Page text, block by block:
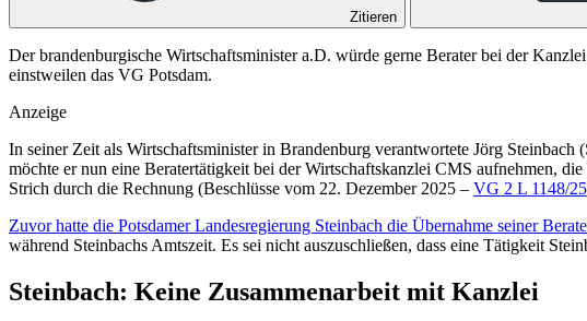
Zitieren
Der brandenburgische Wirtschaftsminister a.D. würde gerne Berater bei der
einstweilen das VG Potsdam.
Anzeige
In seiner Zeit als Wirtschaftsminister in Brandenburg verantwortete Jörg
möchte er nun eine Beratertätigkeit bei der Wirtschaftskanzlei CMS aufnehmen,
Strich durch die Rechnung (Beschlüsse vom 22. Dezember 2025 – VG 2 L 1148/25
Zuvor hatte die Potsdamer Landesregierung Steinbach die Übernahme seiner
während Steinbachs Amtszeit. Es sei nicht auszuschließen, dass eine Tätigkeit
Steinbach: Keine Zusammenarbeit mit Kanzlei